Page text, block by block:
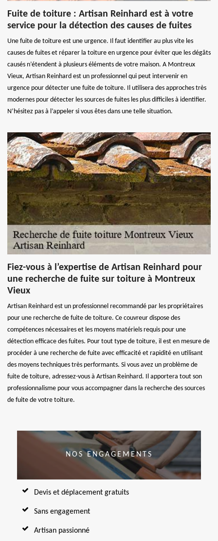
Fuite de toiture : Artisan Reinhard est à votre
service pour la détection des causes de fuites
Une fuite de toiture est une urgence. Il faut identifier au plus vite les
causes de fuites et réparer la toiture en urgence pour éviter que les dégâts
causés n’étendent à plusieurs éléments de votre maison. A Montreux
Vieux, Artisan Reinhard est un professionnel qui peut intervenir en
urgence pour détecter une fuite de toiture. Il utilisera des approches très
modernes pour détecter les sources de fuites les plus difficiles à identifier.
N’hésitez pas à l’appeler si vous êtes dans une telle situation.
Fiez-vous à l’expertise de Artisan Reinhard pour
une recherche de fuite sur toiture à Montreux
Vieux
Artisan Reinhard est un professionnel recommandé par les propriétaires
pour une recherche de fuite de toiture. Ce couvreur dispose des
compétences nécessaires et les moyens matériels requis pour une
détection efficace des fuites. Pour tout type de toiture, il est en mesure de
procéder à une recherche de fuite avec efficacité et rapidité en utilisant
des moyens techniques très performants. Si vous avez un problème de
fuite de toiture, adressez-vous à Artisan Reinhard. Il apportera tout son
professionnalisme pour vous accompagner dans la recherche des sources
de fuite de votre toiture.
NOS ENGAGEMENTS
Devis et déplacement gratuits
Sans engagement
Artisan passionné